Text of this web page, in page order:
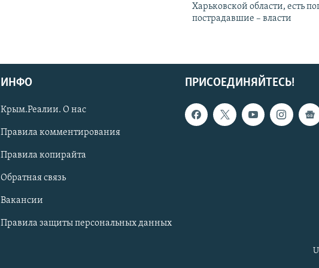
Харьковской области, есть
пострадавшие – власти
ПРИСОЕДИНЯЙТЕСЬ!
ИНФО
Крым.Реалии. О нас
Правила комментирования
Правила копирайта
Обратная связь
Вакансии
Правила защиты персональных данных